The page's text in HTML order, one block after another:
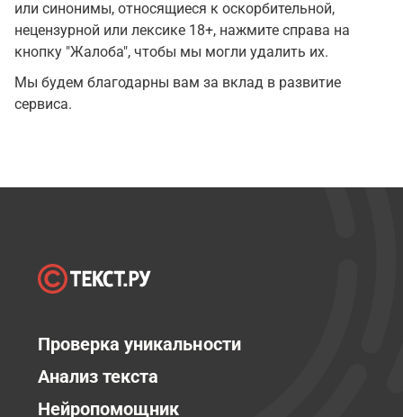
или синонимы, относящиеся к оскорбительной,
нецензурной или лексике 18+, нажмите справа на
кнопку "Жалоба", чтобы мы могли удалить их.
Мы будем благодарны вам за вклад в развитие
сервиса.
Проверка уникальности
Анализ текста
Нейропомощник